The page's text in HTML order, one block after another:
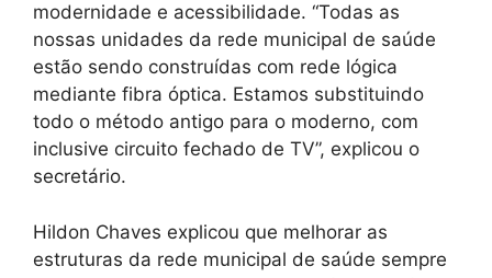
modernidade e acessibilidade. “Todas as
nossas unidades da rede municipal de saúde
estão sendo construídas com rede lógica
mediante fibra óptica. Estamos substituindo
todo o método antigo para o moderno, com
inclusive circuito fechado de TV”, explicou o
secretário.
Hildon Chaves explicou que melhorar as
estruturas da rede municipal de saúde sempre